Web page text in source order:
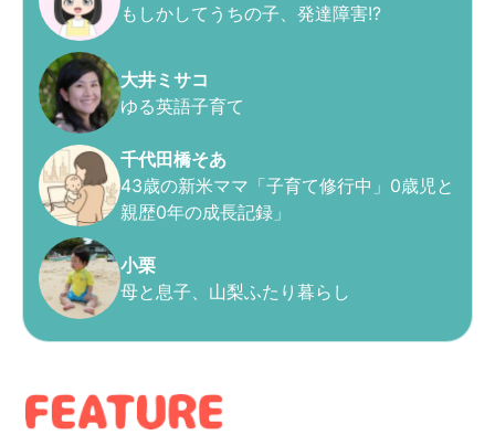
もしかしてうちの子、発達障害!?
大井ミサコ
ゆる英語子育て
千代田橋そあ
43歳の新米ママ「子育て修行中」0歳児と
親歴0年の成長記録」
小栗
母と息子、山梨ふたり暮らし